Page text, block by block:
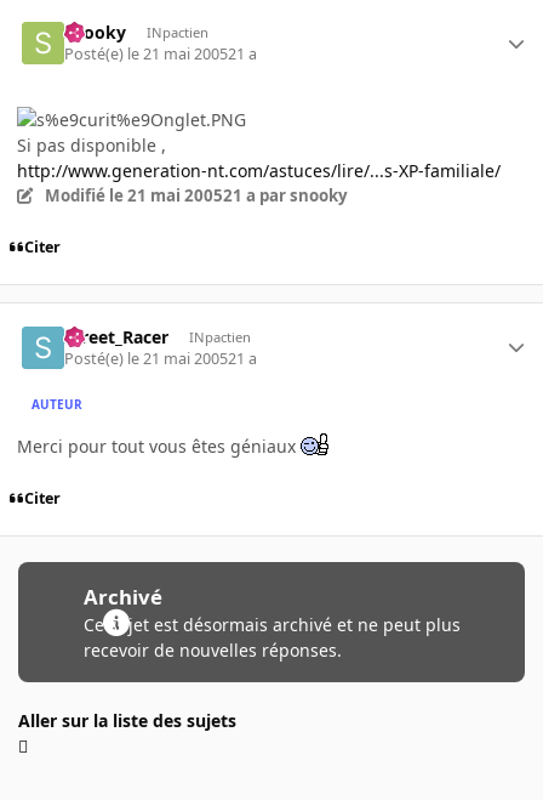
snooky INpactien
Posté(e) le 21 mai 200521 a
Si pas disponible ,
http://www.generation-nt.com/astuces/lire/...s-XP-familiale/
Modifié le 21 mai 200521 a par snooky
Citer
Street_Racer INpactien
Posté(e) le 21 mai 200521 a
AUTEUR
Merci pour tout vous êtes géniaux
Citer
Archivé
Ce sujet est désormais archivé et ne peut plus
recevoir de nouvelles réponses.
Aller sur la liste des sujets